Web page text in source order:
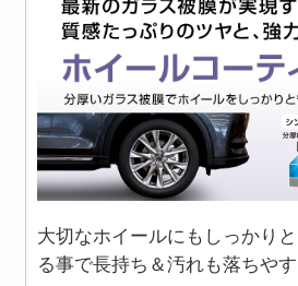
大切なホイールにもしっかり
る事で長持ち＆汚れも落ちやす